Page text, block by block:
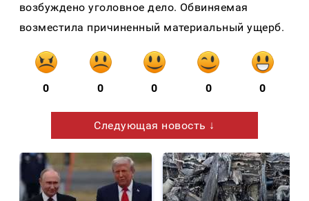
возбуждено уголовное дело. Обвиняемая
возместила причиненный материальный ущерб.
0 0 0 0 0
Следующая новость ↓